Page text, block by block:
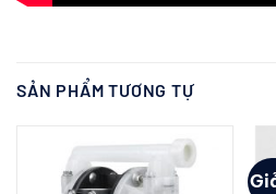
SẢN PHẨM TƯƠNG TỰ